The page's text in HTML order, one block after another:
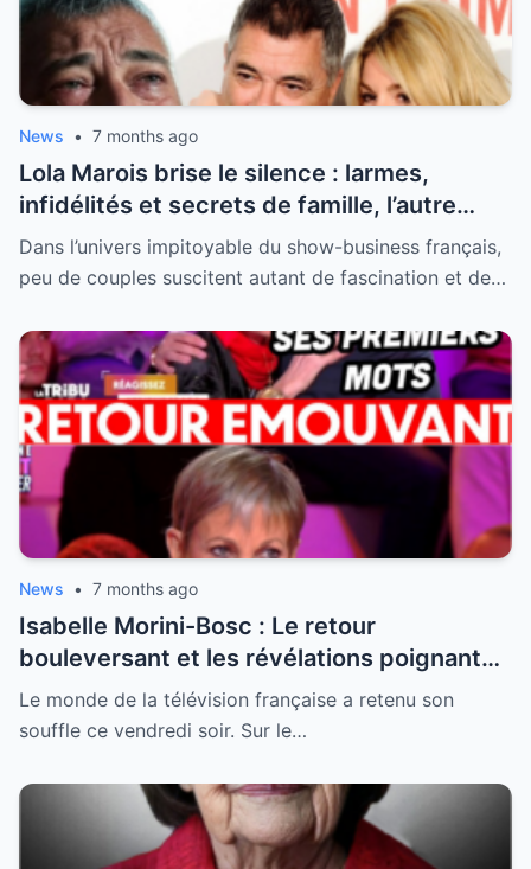
News • 7 months ago
Lola Marois brise le silence : larmes,
infidélités et secrets de famille, l’autre
visage de Jean-Marie Bigard enfin dévoilé
Dans l’univers impitoyable du show-business français,
peu de couples suscitent autant de fascination et de…
News • 7 months ago
Isabelle Morini-Bosc : Le retour
bouleversant et les révélations poignantes
après la perte de son mari
Le monde de la télévision française a retenu son
souffle ce vendredi soir. Sur le…